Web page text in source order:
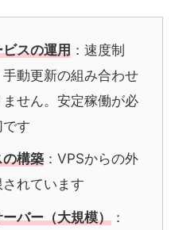
スの運用：速度制
動更新の組み合わせ
せん。安定稼働が必
す
構築：VPSからの外
れています
バー（大規模）：